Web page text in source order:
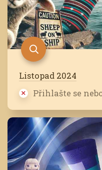
Listopad 2024
Přihlašte se